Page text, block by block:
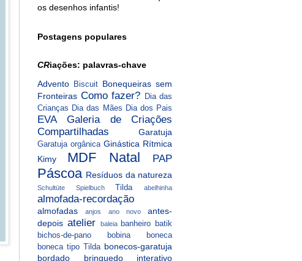
os desenhos infantis!
Postagens populares
CRiações: palavras-chave
Advento
Biscuit Bonequeiras sem
Fronteiras Como fazer?
Dia das
Crianças Dia das Mães Dia dos Pais
EVA
Galeria de Criações
Compartilhadas
Garatuja
Garatuja orgânica Ginástica Rítmica
Kimy
MDF Natal PAP
Páscoa Resíduos da natureza
Schultüte Spielbuch Tilda abelhinha
almofada-recordação
almofadas anjos ano novo
antes-
depois atelier baleia banheiro
batik
bichos-de-pano
bobina
boneca
boneca tipo Tilda bonecos-garatuja
bordado
brinquedo interativo